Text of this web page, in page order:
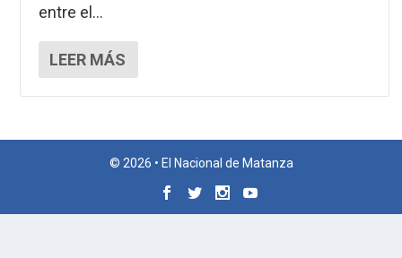
entre el...
LEER MÁS
© 2026 • El Nacional de Matanza